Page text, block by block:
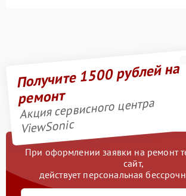
Получите 1500 рублей на
ремонт
Акция сервисного центра
ViewSonic
При оформлении заявки на ремонт
сайт,
действует персональная